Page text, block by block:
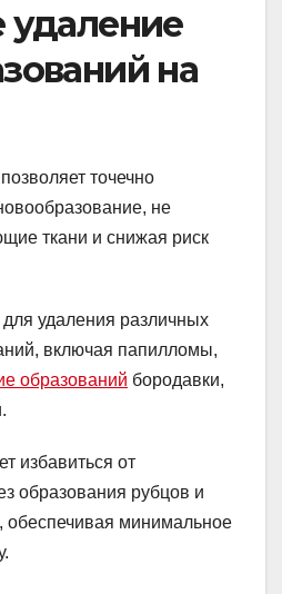
удаление
на
точечно
не
ткани и снижая риск
для удаления различных
включая папилломы,
образований бородавки,
избавиться от
образования рубцов и
обеспечивая минимальное